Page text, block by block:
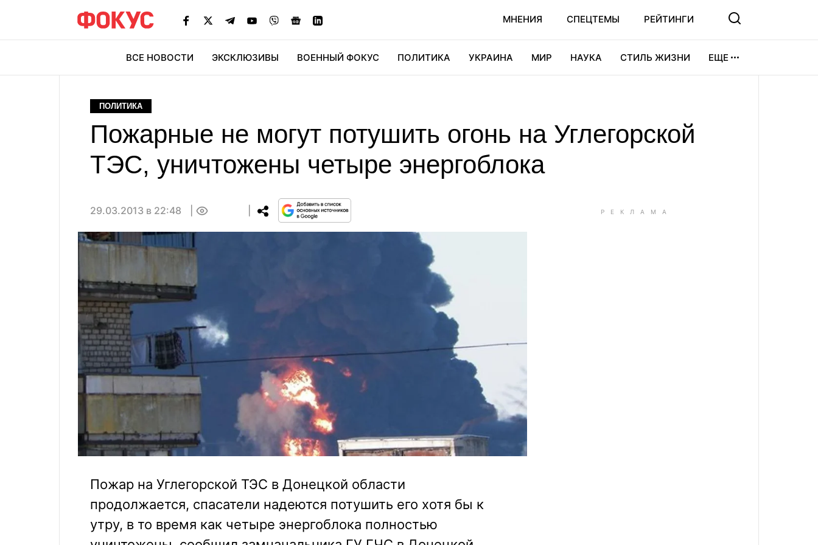
МНЕНИЯ СПЕЦТЕМЫ РЕЙТИНГИ
ВСЕ НОВОСТИ ЭКСКЛЮЗИВЫ ВОЕННЫЙ ФОКУС ПОЛИТИКА УКРАИНА МИР НАУКА СТИЛЬ ЖИЗНИ ЕЩЕ
ПОЛИТИКА
Пожарные не могут потушить огонь на Углегорской
ТЭС, уничтожены четыре энергоблока
29.03.2013 в 22:48
Пожар на Углегорской ТЭС в Донецкой области
продолжается, спасатели надеются потушить его хотя бы к
утру, в то время как четыре энергоблока полностью